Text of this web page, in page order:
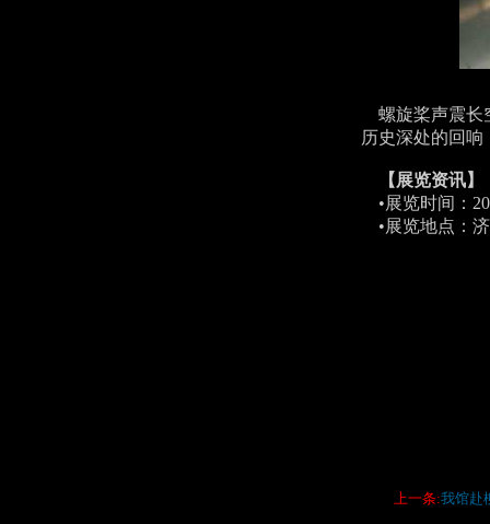
螺旋桨声震长
历史深处的回
【展览资讯】
•展览时间：
•展览地点：
上一条:我馆赴